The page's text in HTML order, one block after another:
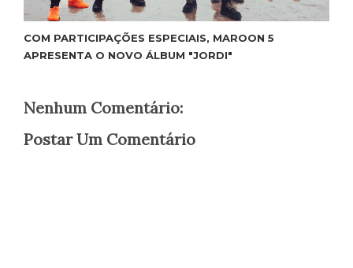
COM PARTICIPAÇÕES ESPECIAIS, MAROON 5
APRESENTA O NOVO ÁLBUM "JORDI"
Nenhum Comentário:
Postar Um Comentário